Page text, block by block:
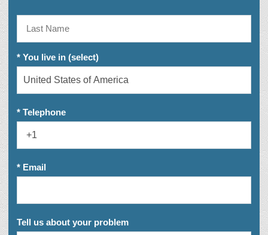
* You live in (select)
* Telephone
* Email
Tell us about your problem